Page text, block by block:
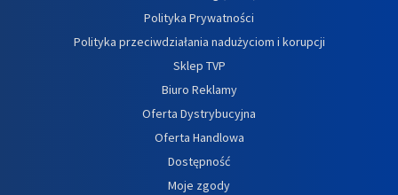
Polityka Prywatności
Polityka przeciwdziałania nadużyciom i korupcji
Sklep TVP
Biuro Reklamy
Oferta Dystrybucyjna
Oferta Handlowa
Dostępność
Moje zgody